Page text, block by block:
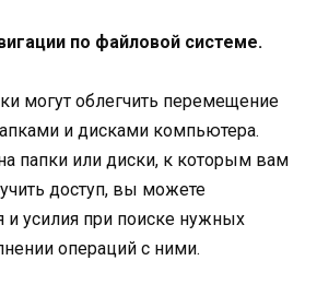
по файловой системе.
могут облегчить перемещение
и дисками компьютера.
папки или диски, к которым вам
доступ, вы можете
и усилия при поиске нужных
операций с ними.